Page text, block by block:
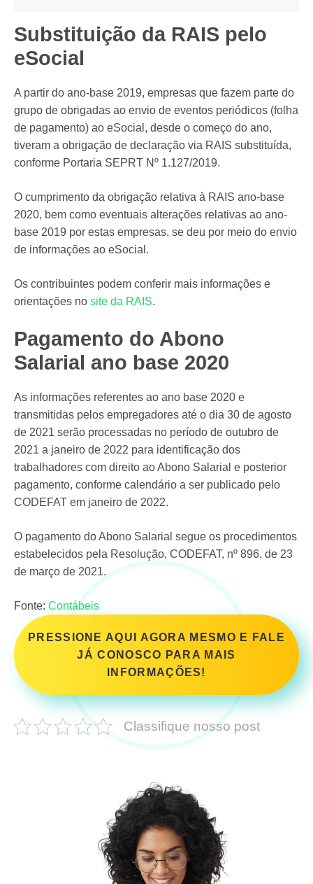
Substituição da RAIS pelo
eSocial
A partir do ano-base 2019, empresas que fazem parte do
grupo de obrigadas ao envio de eventos periódicos (folha
de pagamento) ao eSocial, desde o começo do ano,
tiveram a obrigação de declaração via RAIS substituída,
conforme Portaria SEPRT Nº 1.127/2019.
O cumprimento da obrigação relativa à RAIS ano-base
2020, bem como eventuais alterações relativas ao ano-
base 2019 por estas empresas, se deu por meio do envio
de informações ao eSocial.
Os contribuintes podem conferir mais informações e
orientações no site da RAIS.
Pagamento do Abono
Salarial ano base 2020
As informações referentes ao ano base 2020 e
transmitidas pelos empregadores até o dia 30 de agosto
de 2021 serão processadas no período de outubro de
2021 a janeiro de 2022 para identificação dos
trabalhadores com direito ao Abono Salarial e posterior
pagamento, conforme calendário a ser publicado pelo
CODEFAT em janeiro de 2022.
O pagamento do Abono Salarial segue os procedimentos
estabelecidos pela Resolução, CODEFAT, nº 896, de 23
de março de 2021.
Fonte: Contábeis
PRESSIONE AQUI AGORA MESMO E FALE
JÁ CONOSCO PARA MAIS
INFORMAÇÕES!
Classifique nosso post